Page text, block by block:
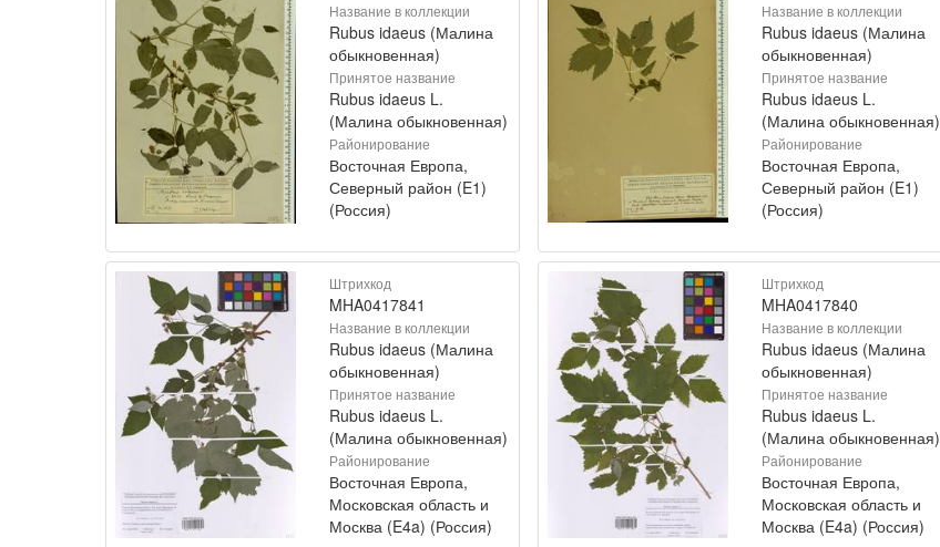
Название в коллекции
Rubus idaeus (Малина
обыкновенная)
Принятое название
Rubus idaeus L.
(Малина обыкновенная)
Районирование
Восточная Европа,
Северный район (E1)
(Россия)
Название в коллекции
Rubus idaeus (Малина
обыкновенная)
Принятое название
Rubus idaeus L.
(Малина обыкновенная)
Районирование
Восточная Европа,
Северный район (E1)
(Россия)
Штрихкод
MHA0417841
Название в коллекции
Rubus idaeus (Малина
обыкновенная)
Принятое название
Rubus idaeus L.
(Малина обыкновенная)
Районирование
Восточная Европа,
Московская область и
Москва (E4a) (Россия)
Штрихкод
MHA0417840
Название в коллекции
Rubus idaeus (Малина
обыкновенная)
Принятое название
Rubus idaeus L.
(Малина обыкновенная)
Районирование
Восточная Европа,
Московская область и
Москва (E4a) (Россия)